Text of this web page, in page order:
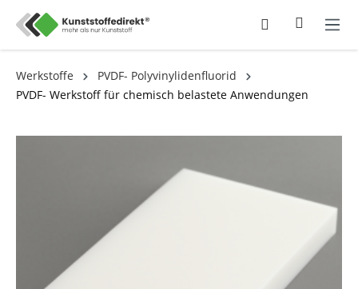
Werkstoffe
PVDF- Polyvinylidenfluorid
PVDF- Werkstoff für chemisch belastete Anwendungen